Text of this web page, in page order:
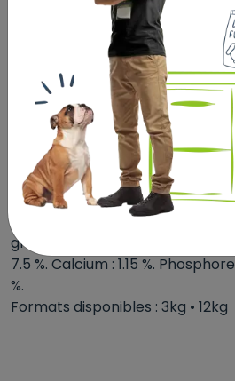
déshydratées, extrait de
déshydraté, extrait de graine
déshydratée, extrait
extrait de graine d’origan,
chardon Marie, myrtilles, L-
MOS, probiotiques, PROSAFE
romarin, clou de girofle,
raisin déshydratés, huiles
tocophérols.
*Assimilables et digestes.
Composants analytiques :
graisse : 14 %. Fibre brute : 2 %.
7.5 %. Calcium : 1.15 %.
%.
Formats disponibles : 3kg • 12kg